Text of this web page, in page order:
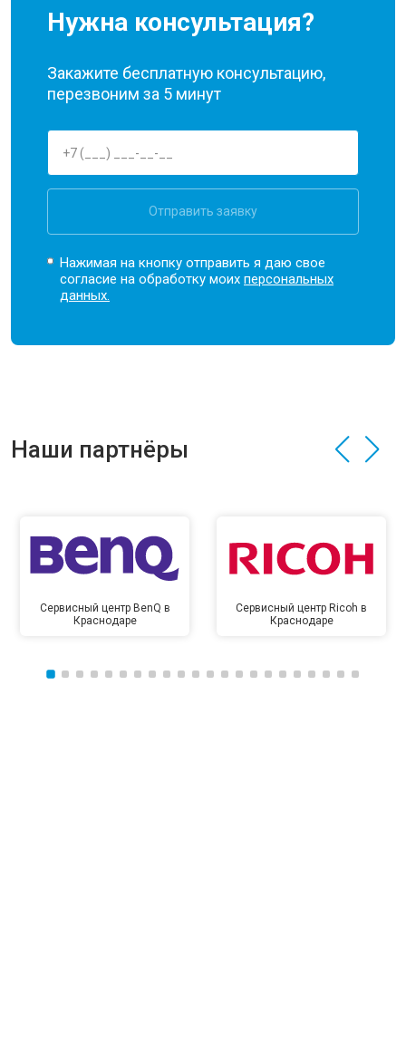
Нужна консультация?
Закажите бесплатную консультацию,
перезвоним за 5 минут
Отправить заявку
Нажимая на кнопку отправить я даю свое
согласие на обработку моихперсональных
данных.
Наши партнёры
Сервисный центр BenQ в
Краснодаре
Сервисный центр Ricoh в
Краснодаре